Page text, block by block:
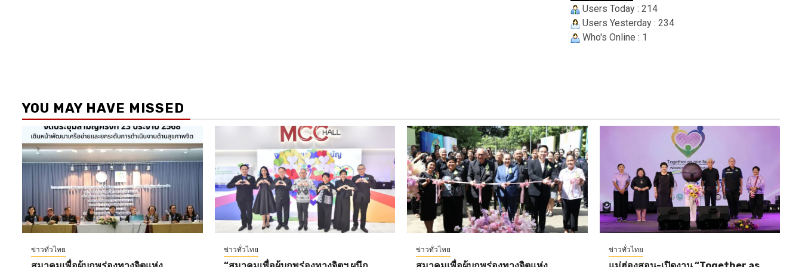
Users Today : 214
Users Yesterday : 234
Who's Online : 1
YOU MAY HAVE MISSED
ข่าวทั่วไทย ข่าวทั่วไทย ข่าวทั่วไทย ข่าวทั่วไทย